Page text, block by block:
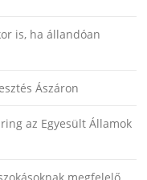
is, ha állandóan
Ászáron
az Egyesült Államok